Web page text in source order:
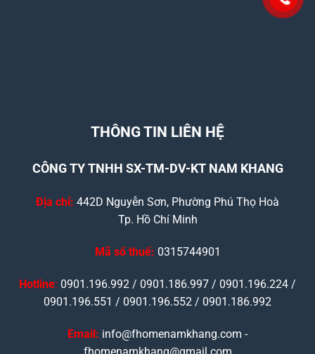
THÔNG TIN LIÊN HỆ
CÔNG TY TNHH SX-TM-DV-KT NAM KHANG
Địa chỉ: 442D Nguyễn Sơn, Phường Phú Thọ Hoà
Tp. Hồ Chí Minh
Mã số thuế: 0315744901
Hotline: 0901.196.992 / 0901.186.997 / 0901.196.224 /
0901.196.551 / 0901.196.552 / 0901.186.992
Email: info@fhomenamkhang.com -
fhomenamkhang@gmail.com